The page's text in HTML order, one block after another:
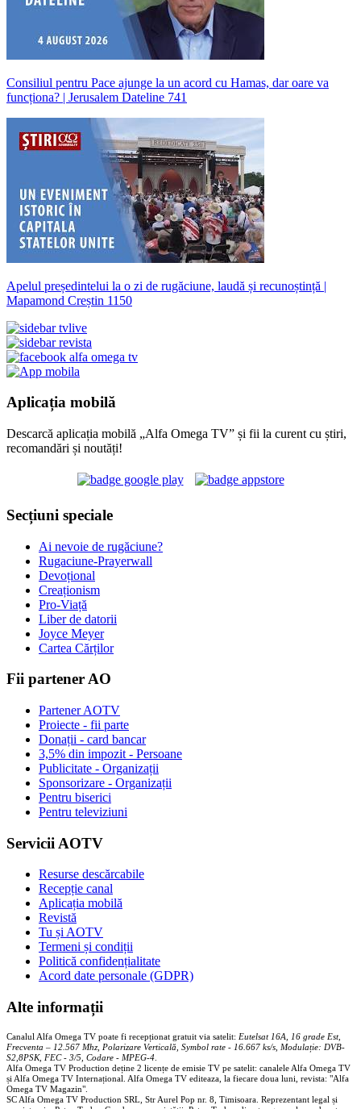
Consiliul pentru Pace ajunge la un acord cu Hamas, dar oare va
funcționa? | Jerusalem Dateline 741
Apelul președintelui la o zi de rugăciune, laudă și recunoștință |
Mapamond Creștin 1150
Aplicația mobilă
Descarcă aplicația mobilă „Alfa Omega TV” și fii la curent cu știri,
recomandări și noutăți!
Secțiuni speciale
Ai nevoie de rugăciune?
Rugaciune-Prayerwall
Devoțional
Creaționism
Pro-Viață
Liber de datorii
Joyce Meyer
Cartea Cărților
Fii partener AO
Partener AOTV
Proiecte - fii parte
Donații - card bancar
3,5% din impozit - Persoane
Publicitate - Organizații
Sponsorizare - Organizații
Pentru biserici
Pentru televiziuni
Servicii AOTV
Resurse descărcabile
Recepție canal
Aplicația mobilă
Revistă
Tu și AOTV
Termeni și condiții
Politică confidențialitate
Acord date personale (GDPR)
Alte informații
Canalul Alfa Omega TV poate fi recepționat gratuit via satelit: Eutelsat 16A, 16 grade Est,
Frecventa – 12.567 Mhz, Polarizare Verticală, Symbol rate - 16.667 ks/s, Modulație: DVB-
S2,8PSK, FEC - 3/5, Codare - MPEG-4
Alfa Omega TV Production deține 2 licențe de emisie TV pe satelit: canalele Alfa Omega TV
și Alfa Omega TV Internațional. Alfa Omega TV editeaza, la fiecare doua luni, revista: "Alfa
Omega TV Magazin".
SC Alfa Omega TV Production SRL, Str Aurel Pop nr. 8, Timisoara. Reprezentant legal și